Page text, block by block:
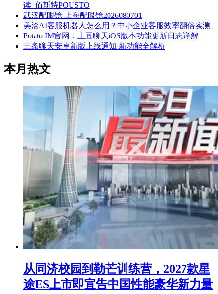
读_佰斯特POUSTO
武汉配眼镜 上海配眼镜2026080701
美洽AI客服机器人怎么用？中小企业客服效率翻倍实测
Potato IM官网：土豆聊天iOS版本功能更新日志详解
三条聊天安卓新版上线通知 新功能全解析
本月热文
从同济校园到勒芒训练营，2027款星
途ES上市即宣告中国性能豪华新力量